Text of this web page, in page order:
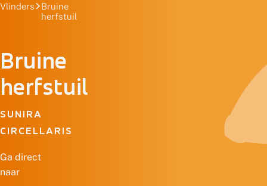
Vlinders
Bruine
herfstuil
Bruine
herfstuil
SUNIRA
CIRCELLARIS
Ga direct
naar